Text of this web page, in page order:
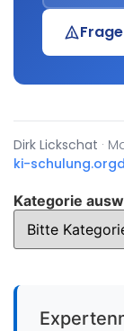
Dirk Lickschat ·
ki-schulung.org
Kategorie